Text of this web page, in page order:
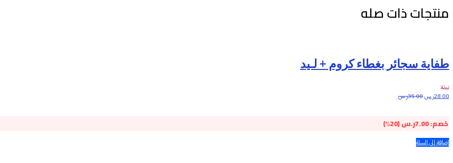
منتجات ذات صله
طفاية سجائر بغطاء كروم + لـيد
نبذة:
28.00ر.س35.00ر.س
خصم:7.00ر.س(20%)
إضافة إلى السلة